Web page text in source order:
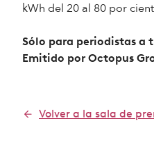
kWh del 20 al 80 por
Sólo para periodistas a
Emitido por Octopus
Volver a la sala de